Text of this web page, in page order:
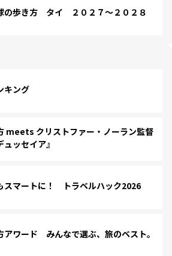
の歩き方 タイ ２０２７～２０２８
キング
meets クリストファー・ノーラン監督
ッセイア』
スマートに！ トラベルハック2026
アワード みんなで選ぶ、旅のベスト。